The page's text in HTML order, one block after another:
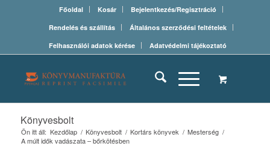
Főoldal Kosár
Bejelentkezés/Regisztráció
Rendelés és szállítás
Általános szerződési feltételek
Felhasználói adatok kérése
Adatvédelmi tájékoztató
Könyvesbolt
Ön itt áll: Kezdőlap / Könyvesbolt / Kortárs könyvek / Mesterség /
A múlt idők vadászata – bőrkötésben